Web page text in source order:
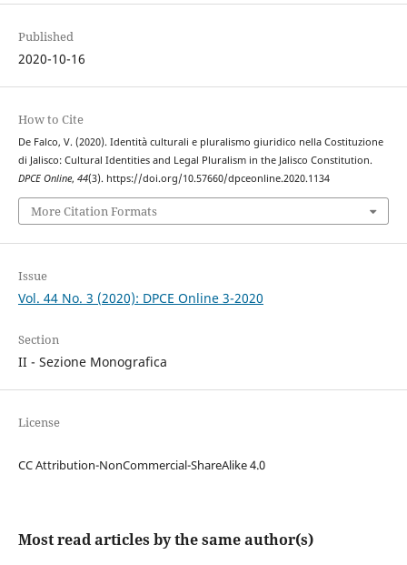
Published
2020-10-16
How to Cite
De Falco, V. (2020). Identità culturali e pluralismo giuridico nella Costituzione
di Jalisco: Cultural Identities and Legal Pluralism in the Jalisco Constitution.
DPCE Online, 44(3). https://doi.org/10.57660/dpceonline.2020.1134
More Citation Formats
Issue
Vol. 44 No. 3 (2020): DPCE Online 3-2020
Section
II - Sezione Monografica
License
CC Attribution-NonCommercial-ShareAlike 4.0
Most read articles by the same author(s)